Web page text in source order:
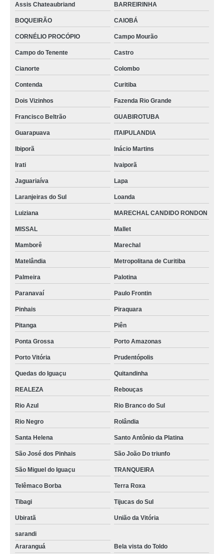
Assis Chateaubriand BARREIRINHA
BOQUEIRÃO CAIOBÁ
CORNÉLIO PROCÓPIO Campo Mourão
Campo do Tenente Castro
Cianorte Colombo
Contenda Curitiba
Dois Vizinhos Fazenda Rio Grande
Francisco Beltrão GUABIROTUBA
Guarapuava ITAIPULANDIA
Ibiporã Inácio Martins
Irati Ivaiporã
Jaguariaíva Lapa
Laranjeiras do Sul Loanda
Luiziana MARECHAL CANDIDO RONDON
MISSAL Mallet
Mamborê Marechal
Matelândia Metropolitana de Curitiba
Palmeira Palotina
Paranavaí Paulo Frontin
Pinhais Piraquara
Pitanga Piên
Ponta Grossa Porto Amazonas
Porto Vitória Prudentópolis
Quedas do Iguaçu Quitandinha
REALEZA Rebouças
Rio Azul Rio Branco do Sul
Rio Negro Rolândia
Santa Helena Santo Antônio da Platina
São José dos Pinhais São João Do triunfo
São Miguel do Iguaçu TRANQUEIRA
Telêmaco Borba Terra Roxa
Tibagi Tijucas do Sul
Ubiratã União da Vitória
sarandi
Araranguá
Bela vista do Toldo